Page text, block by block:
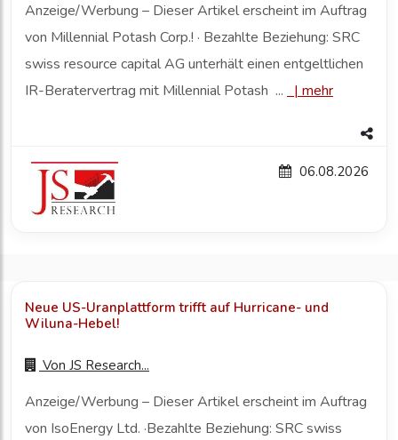
Anzeige/Werbung – Dieser Artikel erscheint im Auftrag
von Millennial Potash Corp.! · Bezahlte Beziehung: SRC
swiss resource capital AG unterhält einen entgeltlichen
IR-Beratervertrag mit Millennial Potash ...
| mehr
06.08.2026
Neue US-Uranplattform trifft auf Hurricane- und
Wiluna-Hebel!
Von JS Research...
Anzeige/Werbung – Dieser Artikel erscheint im Auftrag
von IsoEnergy Ltd. ·Bezahlte Beziehung: SRC swiss